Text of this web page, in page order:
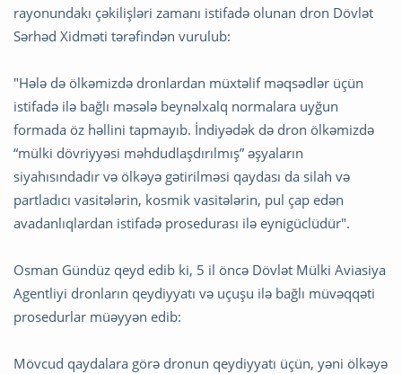
rayonundakı çəkilişləri zamanı istifadə olunan dron Dövlət
Sərhəd Xidməti tərəfindən vurulub:
"Hələ də ölkəmizdə dronlardan müxtəlif məqsədlər üçün
istifadə ilə bağlı məsələ beynəlxalq normalara uyğun
formada öz həllini tapmayıb. İndiyədək də dron ölkəmizdə
“mülki dövriyyəsi məhdudlaşdırılmış” əşyaların
siyahısındadır və ölkəyə gətirilməsi qaydası da silah və
partladıcı vasitələrin, kosmik vasitələrin, pul çap edən
avadanlıqlardan istifadə prosedurası ilə eynigüclüdür".
Osman Gündüz qeyd edib ki, 5 il öncə Dövlət Mülki Aviasiya
Agentliyi dronların qeydiyyatı və uçuşu ilə bağlı müvəqqəti
prosedurlar müəyyən edib:
Mövcud qaydalara görə dronun qeydiyyatı üçün, yəni ölkəyə